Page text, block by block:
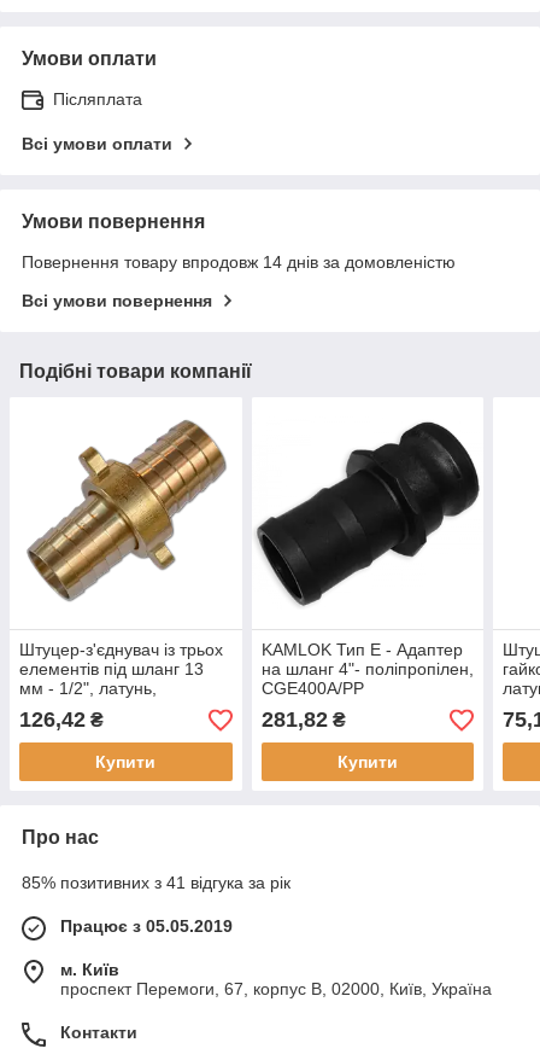
Умови оплати
Післяплата
Всі умови оплати
Умови повернення
Повернення товару впродовж 14 днів за домовленістю
Всі умови повернення
Подібні товари компанії
Штуцер-з'єднувач із трьох
елементів під шланг 13
мм - 1/2", латунь,
GKWZ1212
126,42 ₴
Купити
KAMLOK Тип E - Адаптер
на шланг 4"- поліпропілен,
CGE400A/PP
281,82₴
Купити
Про нас
85% позитивних з 41 відгука за рік
Працює з 05.05.2019
м. Київ
проспект Перемоги, 67, корпус В, 02000, Київ, Україна
Контакти